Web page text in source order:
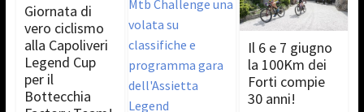
Giornata di
vero ciclismo
alla Capoliveri
Legend Cup
per il
Bottecchia
Il 6 e 7 giugno
la 100Km dei
Forti compie
30 anni!